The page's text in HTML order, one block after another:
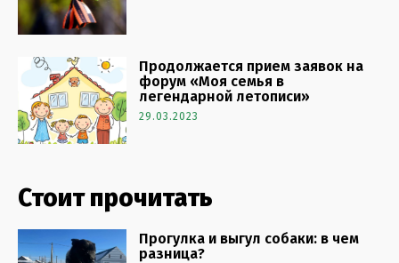
Продолжается прием заявок на
форум «Моя семья в
легендарной летописи»
29.03.2023
Стоит прочитать
Прогулка и выгул собаки: в чем
разница?